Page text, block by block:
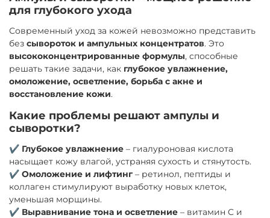
для глубокого ухода
Современный уход за кожей невозможно представить
без сывороток и ампульных концентратов. Это
высококонцентрированные формулы, способные
решать такие задачи, как глубокое увлажнение,
омоложение, осветление, борьба с акне и
восстановление кожи.
Какие проблемы решают ампулы и
сыворотки?
✔️ Глубокое увлажнение – гиалуроновая кислота
насыщает кожу влагой, устраняя сухость и стянутость.
✔️ Омоложение и лифтинг – ретинол, пептиды и
коллаген стимулируют выработку новых клеток,
уменьшая морщины.
✔️ Выравнивание тона и осветление – витамин C и